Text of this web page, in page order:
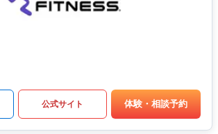
公式サイト 体験・相談予約